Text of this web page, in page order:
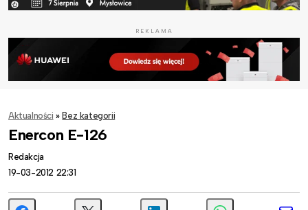
REKLAMA
Aktualności » Bez kategorii
Enercon E-126
Redakcja
19-03-2012 22:31